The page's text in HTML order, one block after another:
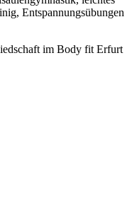
Entspannungsübungen
im Body fit Erfurt